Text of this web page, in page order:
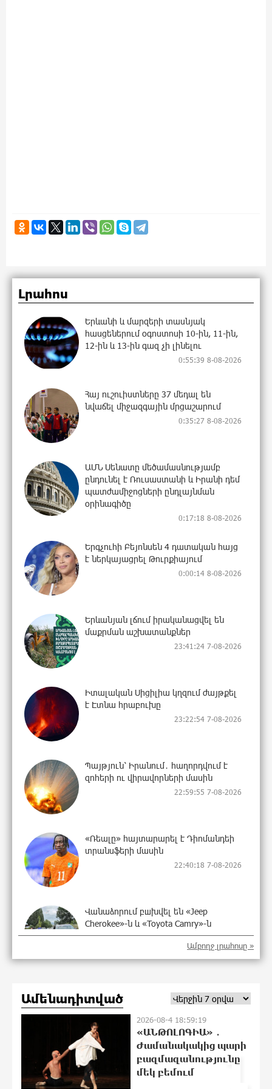
Լրահոս
Երևանի և մարզերի տասնյակ
հասցեներում օգոստոսի 10-ին, 11-ին,
12-ին և 13-ին գազ չի լինելու
0:55:39 8-08-2026
Հայ ուշուիստները 37 մեդալ են
նվաճել միջազգային մրցաշարում
0:35:27 8-08-2026
ԱՄՆ Սենատը մեծամասնությամբ
ընդունել է Ռուսաստանի և Իրանի դեմ
պատժամիջոցների ընդլայնման
օրինագիծը
0:17:18 8-08-2026
Երգչուհի Բեյոնսեն ​​4 դատական հայց
է ներկայացրել Թուրքիայում
0:00:14 8-08-2026
Երևանյան լճում իրականացվել են
մաքրման աշխատանքներ
23:41:24 7-08-2026
Իտալական Սիցիլիա կղզում ժայթքել
է Էտնա հրաբուխը
23:22:54 7-08-2026
Պայթյուն՝ Իրանում․ հաղորդվում է
զոհերի ու վիրավորների մասին
22:59:55 7-08-2026
«Ռեալը» հայտարարել է Դիոմանդեի
տրանսֆերի մասին
22:40:18 7-08-2026
Վանաձորում բшխվել են «Jeep
Cherokee»-ն և «Toyota Camry»-ն
22:21:15 7-08-2026
օգտագործել Starlink-ը Ռուսաստանի
դեմ հարվшծները կառավարելու
համար
22:03:58 7-08-2026
Երևանում և մարզերում
էլեկտրաէներգիայի ընդհատումներ
Ամբողջ լրահոսը »
Ամենադիտված
1
2026-08-4 18:59:19
«ԱՆԹՈԼՈԳԻԱ» ․
Ժամանակակից պարի
բազմազանությունը
մեկ բեմում